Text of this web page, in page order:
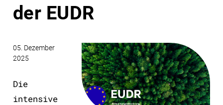
der EUDR
05. Dezember
2025
Die
intensive